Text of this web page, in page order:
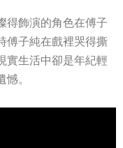
得飾演的角色在傅子
傅子純在戲裡哭得撕
實生活中卻是年紀輕
。